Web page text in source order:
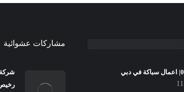
11
مشاركات عشوائية